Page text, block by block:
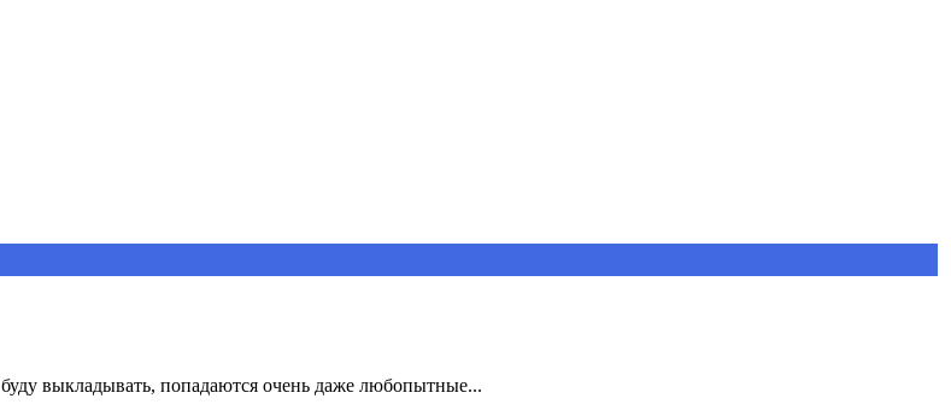
выкладывать, попадаются очень даже любопытные...